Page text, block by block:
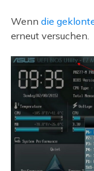
Wenn die
erneut versuchen.